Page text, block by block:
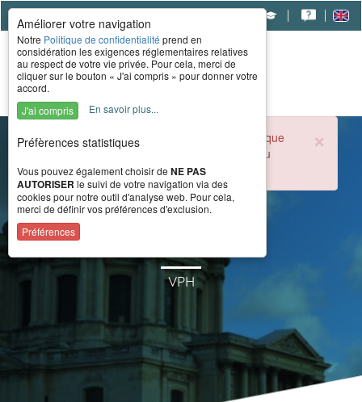
×
Durant la période estivale, l'accueil téléphonique
du CERAH est ouvert de 8h à 16h du lundi au
vendredi.
VPH
Améliorer votre navigation
Notre Politique de confidentialité prend en
considération les exigences réglementaires relatives
au respect de votre vie privée. Pour cela, merci de
cliquer sur le bouton « J'ai compris » pour donner votre
accord.
J'ai compris
En savoir plus...
Préfèrences statistiques
Vous pouvez également choisir de NE PAS
AUTORISER le suivi de votre navigation via des
cookies pour notre outil d'analyse web. Pour cela,
merci de définir vos préférences d'exclusion.
Préférences